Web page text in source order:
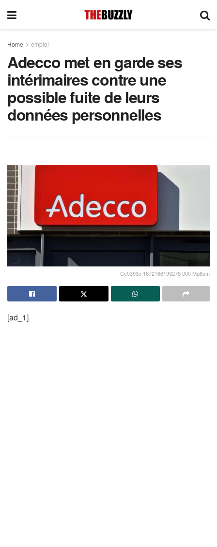
Home emploi
Adecco met en garde ses
intérimaires contre une
possible fuite de leurs
données personnelles
Ce5393c 1672166193278 000 Mp8sm
[ad_1]